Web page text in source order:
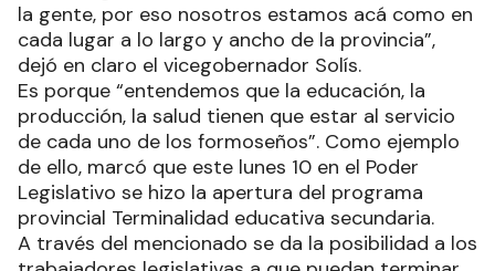
la gente, por eso nosotros estamos acá como en
cada lugar a lo largo y ancho de la provincia”,
dejó en claro el vicegobernador Solís.
Es porque “entendemos que la educación, la
producción, la salud tienen que estar al servicio
de cada uno de los formoseños”. Como ejemplo
de ello, marcó que este lunes 10 en el Poder
Legislativo se hizo la apertura del programa
provincial Terminalidad educativa secundaria.
A través del mencionado se da la posibilidad a los